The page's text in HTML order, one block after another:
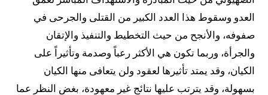
العدو وسقوط هذا العدد الكبير من القتلى والجرحى في
صفوفه، والأنجح من حيث التخطيط والتنفيذ والإتقان
والجرأة، وربما تكون هي الأكثر رعباً وصدمة وتأثيراً على
الكيان، وقد يمتد تأثيرها لعقود ولن يتعافى منها الكيان
بسهولة، وقد يترتب عليها نتائج غير معهودة، بغض النظر عما